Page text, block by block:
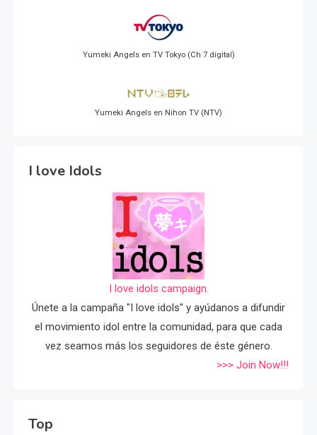
Yumeki Angels en TV Tokyo (Ch 7 digital)
Yumeki Angels en Nihon TV (NTV)
I love Idols
I love idols campaign.
Únete a la campaña "I love idols" y ayúdanos a difundir
el movimiento idol entre la comunidad, para que cada
vez seamos más los seguidores de éste género.
>>> Join Now!!!
Top